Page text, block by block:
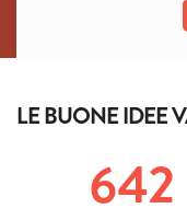
LE BUONE IDEE
642